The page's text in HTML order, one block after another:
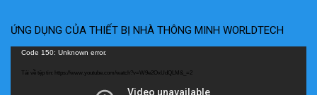
ỨNG DỤNG CỦA THIẾT BỊ NHÀ THÔNG MINH WORLDTECH
Trình
Video
Code 150: Unknown error.
Tải về tệp tin: https://www.youtube.com/watch?v=W9e2OxUdQLM&_=2